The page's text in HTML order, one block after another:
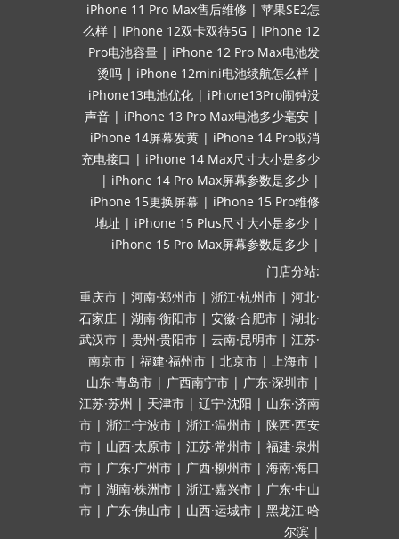
iPhone 11 Pro Max售后维修 | 苹果SE2怎
么样 | iPhone 12双卡双待5G | iPhone 12
Pro电池容量 | iPhone 12 Pro Max电池发
烫吗 | iPhone 12mini电池续航怎么样 |
iPhone13电池优化 | iPhone13Pro闹钟没
声音 | iPhone 13 Pro Max电池多少毫安 |
iPhone 14屏幕发黄 | iPhone 14 Pro取消
充电接口 | iPhone 14 Max尺寸大小是多少
| iPhone 14 Pro Max屏幕参数是多少 |
iPhone 15更换屏幕 | iPhone 15 Pro维修
地址 | iPhone 15 Plus尺寸大小是多少 |
iPhone 15 Pro Max屏幕参数是多少 |
门店分站:
重庆市 | 河南·郑州市 | 浙江·杭州市 | 河北·
石家庄 | 湖南·衡阳市 | 安徽·合肥市 | 湖北·
武汉市 | 贵州·贵阳市 | 云南·昆明市 | 江苏·
南京市 | 福建·福州市 | 北京市 | 上海市 |
山东·青岛市 | 广西南宁市 | 广东·深圳市 |
江苏·苏州 | 天津市 | 辽宁·沈阳 | 山东·济南
市 | 浙江·宁波市 | 浙江·温州市 | 陕西·西安
市 | 山西·太原市 | 江苏·常州市 | 福建·泉州
市 | 广东·广州市 | 广西·柳州市 | 海南·海口
市 | 湖南·株洲市 | 浙江·嘉兴市 | 广东·中山
市 | 广东·佛山市 | 山西·运城市 | 黑龙江·哈
尔滨 |